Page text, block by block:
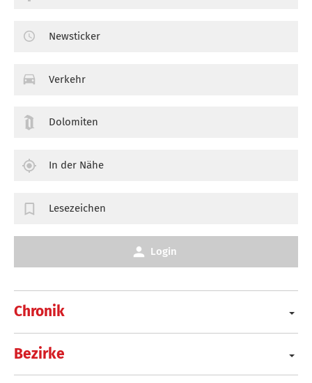
Chronik
Bezirke
Newsticker
Verkehr
Dolomiten
In der Nähe
Lesezeichen
Login